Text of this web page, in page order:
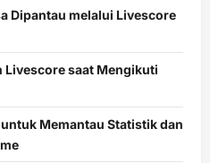
Dipantau melalui Livescore
Livescore saat Mengikuti
Memantau Statistik dan